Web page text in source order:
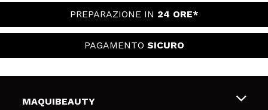
PREPARAZIONE IN 24 ORE*
PAGAMENTO SICURO
MAQUIBEAUTY